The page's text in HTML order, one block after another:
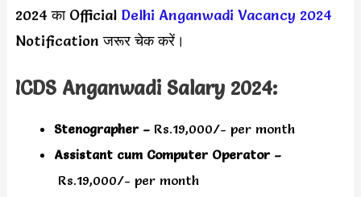
2024 का Official Delhi Anganwadi Vacancy 2024
Notification जरूर चेक करें।
ICDS Anganwadi Salary 2024:
Stenographer – Rs.19,000/- per month
Assistant cum Computer Operator –
Rs.19,000/- per month